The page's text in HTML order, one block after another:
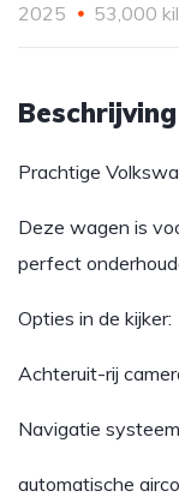
2025 53,000
Beschrijving
Prachtige
Deze wagen is
perfect
Opties in de kijker:
Achteruit-rij
Navigatie systeem
automatische airco